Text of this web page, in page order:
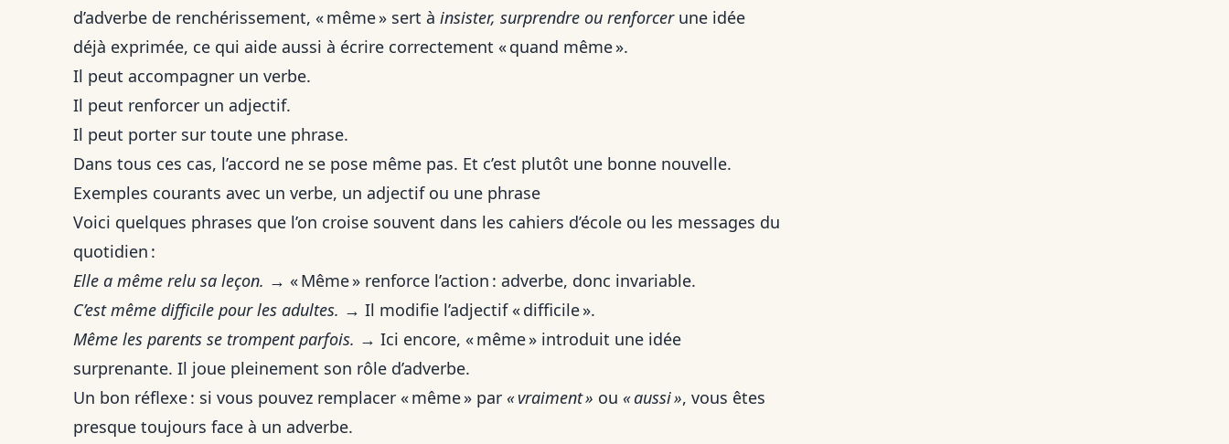
d’adverbe de renchérissement, « même » sert à insister, surprendre ou renforcerune idée
déjà exprimée, ce qui aide aussi à écrire correctement « quand même ».
Il peut accompagner un verbe.
Il peut renforcer un adjectif.
Il peut porter sur toute une phrase.
Dans tous ces cas, l’accord ne se pose même pas. Et c’est plutôt une bonne nouvelle.
Exemples courants avec un verbe, un adjectif ou une phrase
Voici quelques phrases que l’on croise souvent dans les cahiers d’école ou les messages du
quotidien :
Elle a même relu sa leçon. → « Même » renforce l’action : adverbe, donc invariable.
C’est même difficile pour les adultes. → Il modifie l’adjectif « difficile ».
Même les parents se trompent parfois. → Ici encore, « même » introduit une idée
surprenante. Il joue pleinement son rôle d’adverbe.
Un bon réflexe : si vous pouvez remplacer « même » par « vraiment » ou « aussi », vous êtes
presque toujours face à un adverbe.